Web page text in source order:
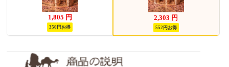
1,805 円
350円お得
2,303 円
552円お得